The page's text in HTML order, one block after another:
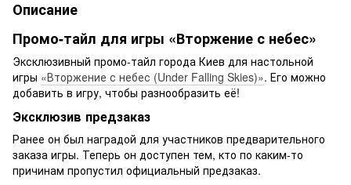
Описание
Промо-тайл для игры «Вторжение с небес»
Эксклюзивный промо-тайл города Киев для настольной
игры «Вторжение с небес (Under Falling Skies)». Его можно
добавить в игру, чтобы разнообразить её!
Эксклюзив предзаказ
Ранее он был наградой для участников предварительного
заказа игры. Теперь он доступен тем, кто по каким-то
причинам пропустил официальный предзаказ.